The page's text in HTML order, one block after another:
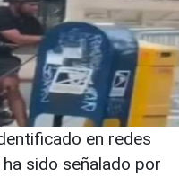
en redes
sido señalado por